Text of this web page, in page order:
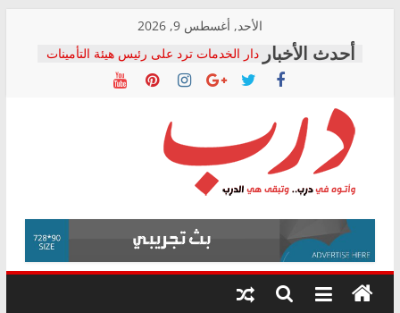
content
الأحد, أغسطس 9, 2026
دار الخدمات ترد على رئيس هيئة التأمينات
بعد مؤتمره الصحفي: إنكار الأزمة لا ينهي
معاناة أصحاب المعاشات.. ونطالب بكشف
فرحات سليمان يكتب: القطاع الصحي إلى
أين؟
حزب التحالف الشعبي يطلق لجنة “الحق
في الصحة” بالإسكندرية لرصد الانتهاكات
ودعم المرضى
الوزاري لمدينة الصحفيين.. وانتهاء أعمال
إنشاء المبنى الإداري
المجلس القومي لحقوق الإنسان يعلن
متابعة قضية الدكتور محمد زهران.. ويؤكد:
قرينة البراءة وضمانات المحاكمة العادلة
درب
وأتوه
درب..
وتبقى
هي